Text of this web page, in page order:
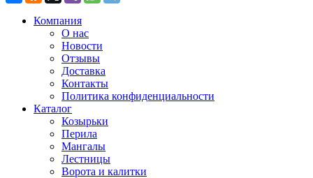
Компания
О нас
Новости
Отзывы
Доставка
Контакты
Политика конфиденциальности
Каталог
Козырьки
Перила
Мангалы
Лестницы
Ворота и калитки